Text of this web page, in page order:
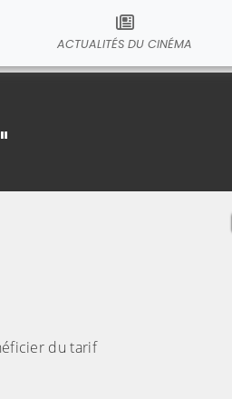
ACTUALITÉS DU CINÉMA
du tarif